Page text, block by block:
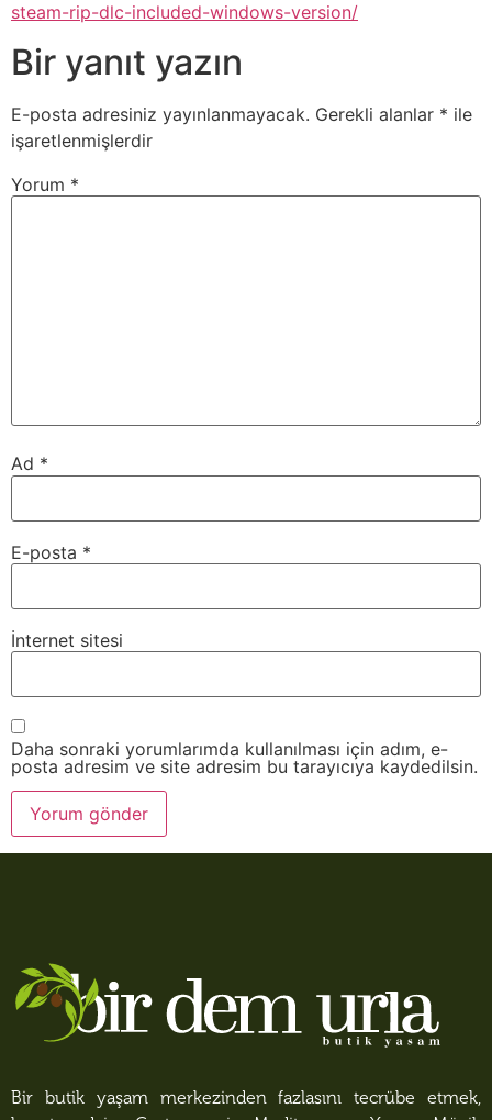
steam-rip-dlc-included-windows-version/
Bir yanıt yazın
E-posta adresiniz yayınlanmayacak. Gerekli alanlar * ile
işaretlenmişlerdir
Yorum *
Ad *
E-posta *
İnternet sitesi
Daha sonraki yorumlarımda kullanılması için adım, e-
posta adresim ve site adresim bu tarayıcıya kaydedilsin.
Bir butik yaşam merkezinden fazlasını tecrübe etmek,